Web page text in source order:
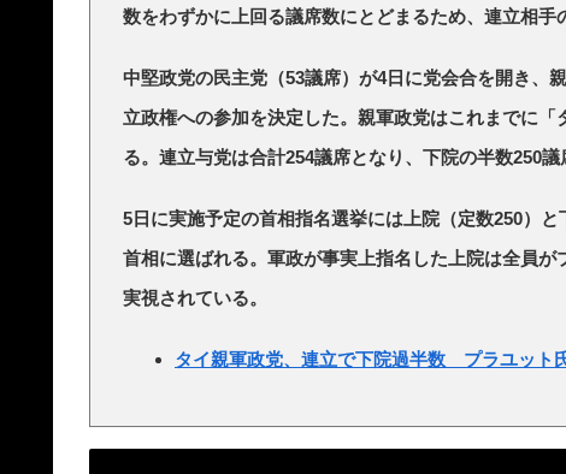
数をわずかに上回る議席数にとどまるため、連立相手
中堅政党の民主党（53議席）が4日に党会合を開き、
立政権への参加を決定した。親軍政党はこれまでに
る。連立与党は合計254議席となり、下院の半数250議
5日に実施予定の首相指名選挙には上院（定数250）
首相に選ばれる。軍政が事実上指名した上院は全員
実視されている。
タイ親軍政党、連立で下院過半数 プラユット